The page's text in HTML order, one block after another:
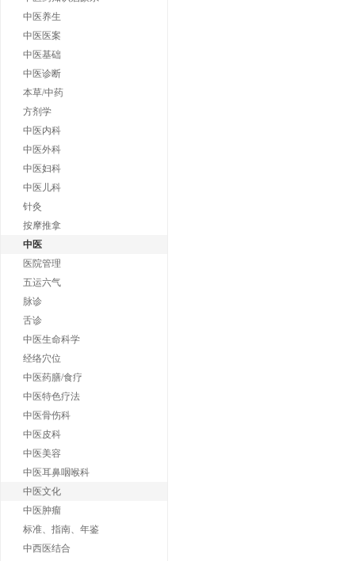
中医养生
中医医案
中医基础
中医诊断
本草/中药
方剂学
中医内科
中医外科
中医妇科
中医儿科
针灸
按摩推拿
中医
医院管理
五运六气
脉诊
舌诊
中医生命科学
经络穴位
中医药膳/食疗
中医特色疗法
中医骨伤科
中医皮科
中医美容
中医耳鼻咽喉科
中医文化
中医肿瘤
标准、指南、年鉴
中西医结合